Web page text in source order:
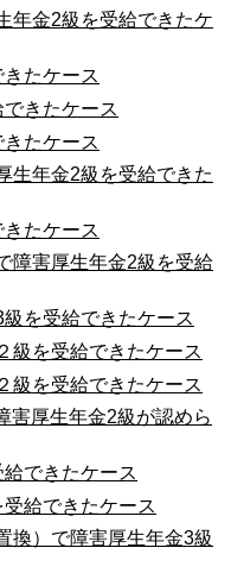
年金2級を受給できたケ
たケース
きたケース
たケース
生年金2級を受給できた
たケース
障害厚生年金2級を受給
を受給できたケース
級を受給できたケース
級を受給できたケース
害厚生年金2級が認めら
できたケース
給できたケース
換）で障害厚生年金3級